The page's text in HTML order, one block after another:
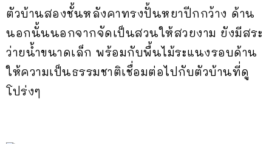
ตัวบ้านสองชั้นหลังคาทรงปั้นหยาปีกกว้าง ด้าน
นอกนั้นนอกจากจัดเป็นสวนให้สวยงาม ยังมีสระ
ว่ายน้ำขนาดเล็ก พร้อมกับพื้นไม้ระแนงรอบด้าน
ให้ความเป็นธรรมชาติเชื่อมต่อไปกับตัวบ้านที่ดู
โปร่งๆ